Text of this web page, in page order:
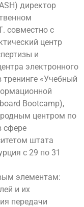
директор
совместно с
центр
и
электронного
тренинге «Учебный
Bootcamp),
центром по
сфере
штата
с 29 по 31
элементам:
и их
передачи